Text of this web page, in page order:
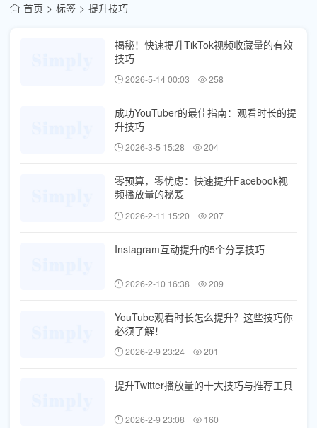
首页 标签 提升技巧
揭秘！快速提升TikTok视频收藏量的有效
技巧
2026-5-14 00:03 258
成功YouTuber的最佳指南：观看时长的提
升技巧
2026-3-5 15:28 204
零预算，零忧虑：快速提升Facebook视
频播放量的秘笈
2026-2-11 15:20 207
Instagram互动提升的5个分享技巧
2026-2-10 16:38 209
YouTube观看时长怎么提升？这些技巧你
必须了解！
2026-2-9 23:24 201
提升Twitter播放量的十大技巧与推荐工具
2026-2-9 23:08 160